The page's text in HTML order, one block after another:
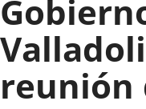
reunión